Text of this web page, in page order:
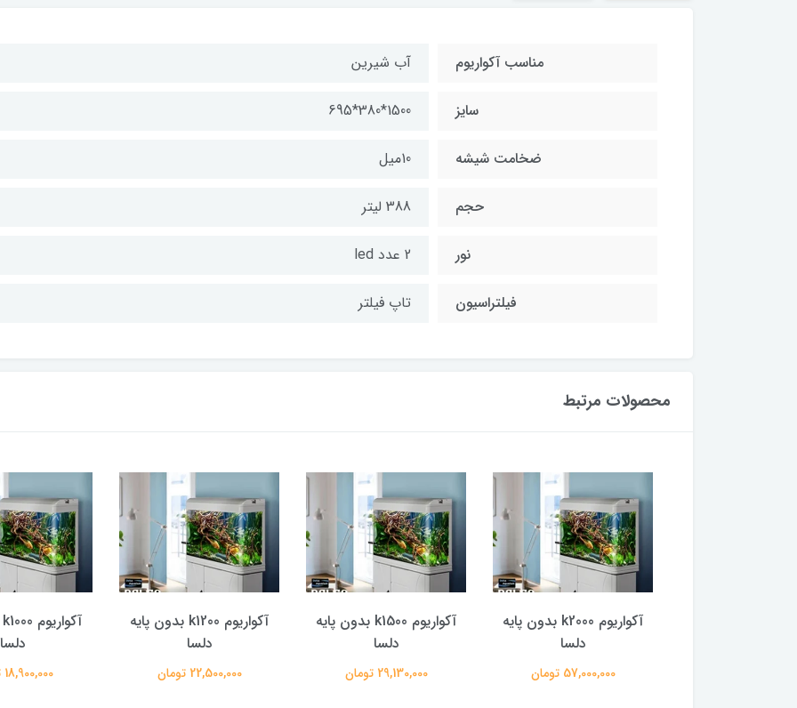
مناسب آکواریوم آب شیرین
سایز 1500*380*695
ضخامت شیشه 10میل
حجم 388 لیتر
نور 2 عدد led
فیلتراسیون تاپ فیلتر
محصولات مرتبط
آکواریوم k2000 بدون پایه
دلسا
57,000,000 تومان
آکواریوم k1500 بدون پایه
دلسا
29,130,000 تومان
آکواریوم k1200 بدون پایه
دلسا
22,500,000 تومان
دلسا
18,900,000 تومان